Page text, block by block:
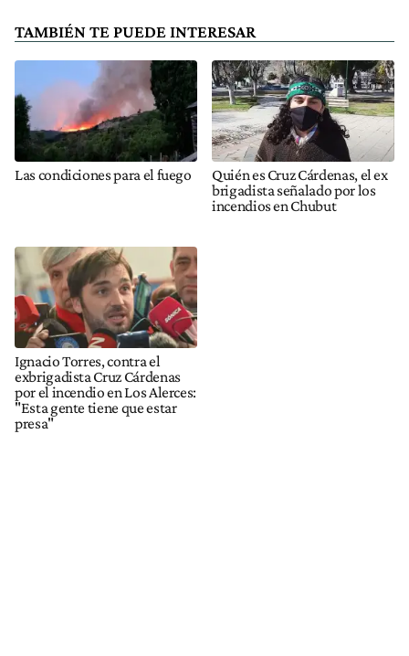
TAMBIÉN TE PUEDE INTERESAR
Las condiciones para el fuego
Quién es Cruz Cárdenas, el ex
brigadista señalado por los
incendios en Chubut
Ignacio Torres, contra el
exbrigadista Cruz Cárdenas
por el incendio en Los Alerces:
"Esta gente tiene que estar
presa"